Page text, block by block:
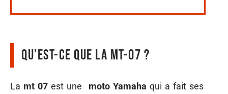
Qu’est-ce que la MT-07 ?
La mt 07 est une moto Yamaha qui a fait ses